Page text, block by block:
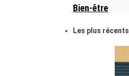
Bien-être
Les plus récents